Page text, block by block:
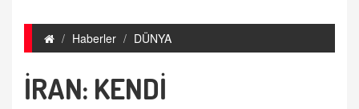
Haberler DÜNYA
İRAN: KENDİ